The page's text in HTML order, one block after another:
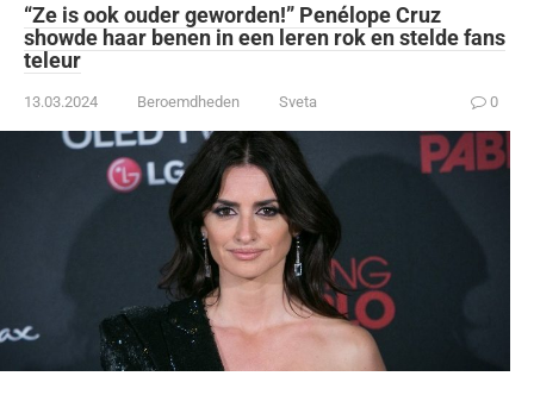
“Ze is ook ouder geworden!” Penélope Cruz
showde haar benen in een leren rok en stelde fans
teleur
13.03.2024 Beroemdheden Sveta 0